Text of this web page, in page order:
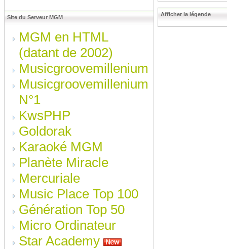
Site du Serveur MGM
MGM en HTML
(datant de 2002)
Musicgroovemillenium
Musicgroovemillenium
N°1
KwsPHP
Goldorak
Karaoké MGM
Planète Miracle
Mercuriale
Music Place Top 100
Génération Top 50
Micro Ordinateur
Star Academy
Afficher la légende